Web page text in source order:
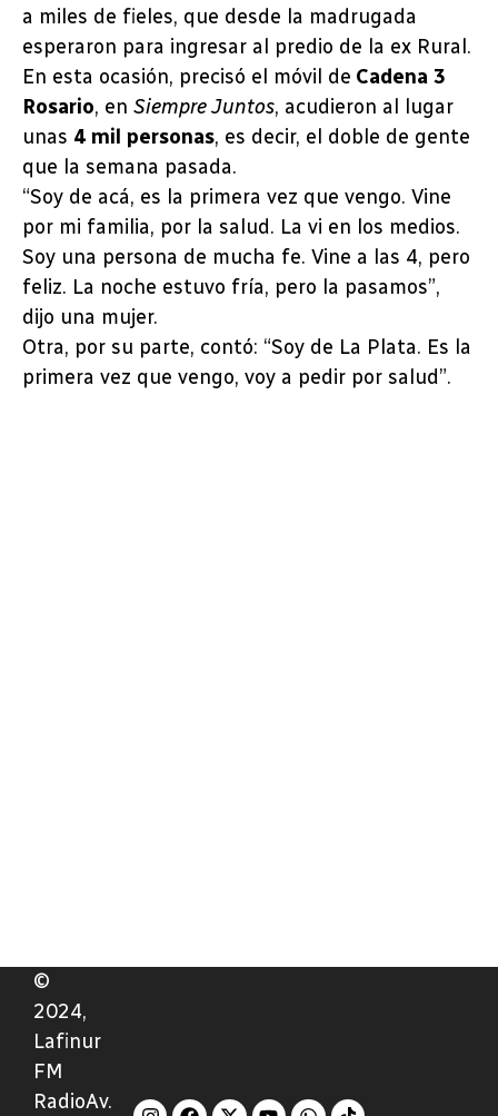
a miles de fieles, que desde la madrugada
esperaron para ingresar al predio de la ex Rural.
En esta ocasión, precisó el móvil de Cadena 3
Rosario, en Siempre Juntos, acudieron al lugar
unas 4 mil personas, es decir, el doble de gente
que la semana pasada.
“Soy de acá, es la primera vez que vengo. Vine
por mi familia, por la salud. La vi en los medios.
Soy una persona de mucha fe. Vine a las 4, pero
feliz. La noche estuvo fría, pero la pasamos”,
dijo una mujer.
Otra, por su parte, contó: “Soy de La Plata. Es la
primera vez que vengo, voy a pedir por salud”.
©
2024,
Lafinur
FM
RadioAv.